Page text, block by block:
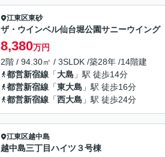
江東区東砂
ザ・ウインベル仙台堀公園サニーウイング
8,380万円
2階 / 94.30㎡ / 3SLDK /築28年 /14階建
都営新宿線 「大島 」駅 徒歩14分
都営新宿線 「東大島 」駅 徒歩16分
都営新宿線 「西大島 」駅 徒歩24分
江東区越中島
越中島三丁目ハイツ３号棟